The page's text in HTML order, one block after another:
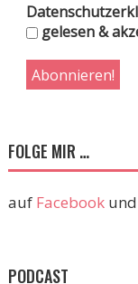
gelesen &
FOLGE MIR …
auf Facebookund
PODCAST